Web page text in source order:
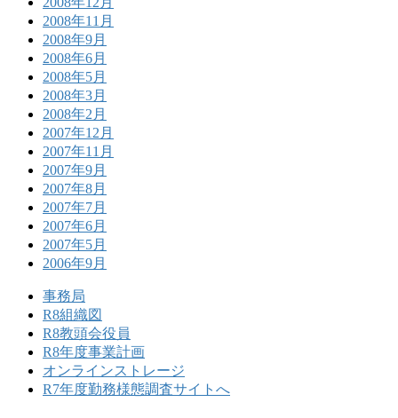
2008年11月
2008年9月
2008年6月
2008年5月
2008年3月
2008年2月
2007年12月
2007年11月
2007年9月
2007年8月
2007年7月
2007年6月
2007年5月
2006年9月
事務局
R8組織図
R8教頭会役員
R8年度事業計画
オンラインストレージ
R7年度勤務様態調査サイトへ